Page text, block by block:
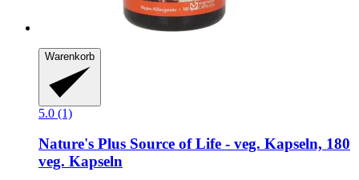
Warenkorb
5.0 (1)
Nature's Plus Source of Life -​ veg. Kapseln, 180
veg. Kapseln